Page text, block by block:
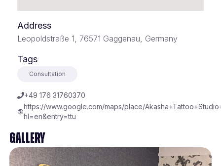
Address
Leopoldstraße 1, 76571 Gaggenau, Germany
Tags
Consultation
+49 176 31760370
https://www.google.com/maps/place/
hl=en&entry=ttu
Gallery